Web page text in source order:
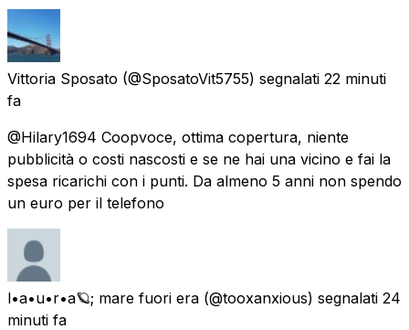
Vittoria Sposato (@SposatoVit5755) segnalati 22 minuti
fa
@Hilary1694 Coopvoce, ottima copertura, niente
pubblicità o costi nascosti e se ne hai una vicino e fai la
spesa ricarichi con i punti. Da almeno 5 anni non spendo
un euro per il telefono
l•a•u•r•a🪐; mare fuori era (@tooxanxious) segnalati 24
minuti fa